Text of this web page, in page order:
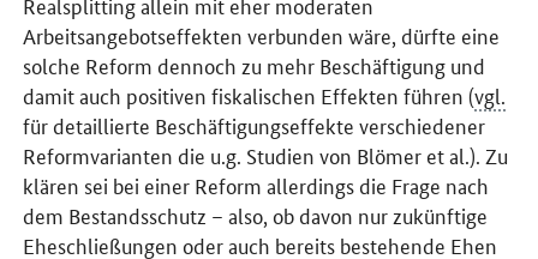
Arbeitsangebotseffekten verbunden wäre, dürfte eine
solche Reform dennoch zu mehr Beschäftigung und
damit auch positiven fiskalischen Effekten führen (vgl.
für detaillierte Beschäftigungseffekte verschiedener
Reformvarianten die u.g. Studien von Blömer et al.). Zu
klären sei bei einer Reform allerdings die Frage nach
dem Bestandsschutz – also, ob davon nur zukünftige
Eheschließungen oder auch bereits bestehende Ehen